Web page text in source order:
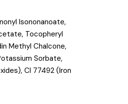
Isononanoate,
Tocopheryl
Methyl Chalcone,
Sorbate,
CI 77492 (Iron